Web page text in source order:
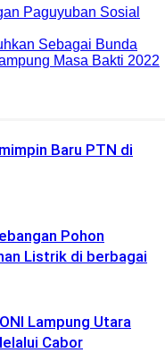
Paguyuban Sosial
Sebagai Bunda
Masa Bakti 2022
Baru PTN di
Pohon
Listrik di berbagai
Lampung Utara
Cabor